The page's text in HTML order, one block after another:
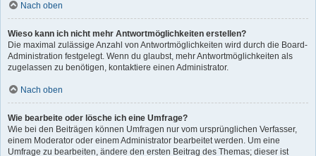
Nach oben
Wieso kann ich nicht mehr Antwortmöglichkeiten erstellen?
Die maximal zulässige Anzahl von Antwortmöglichkeiten wird durch die Board-
Administration festgelegt. Wenn du glaubst, mehr Antwortmöglichkeiten als
zugelassen zu benötigen, kontaktiere einen Administrator.
Nach oben
Wie bearbeite oder lösche ich eine Umfrage?
Wie bei den Beiträgen können Umfragen nur vom ursprünglichen Verfasser,
einem Moderator oder einem Administrator bearbeitet werden. Um eine
Umfrage zu bearbeiten, ändere den ersten Beitrag des Themas; dieser ist